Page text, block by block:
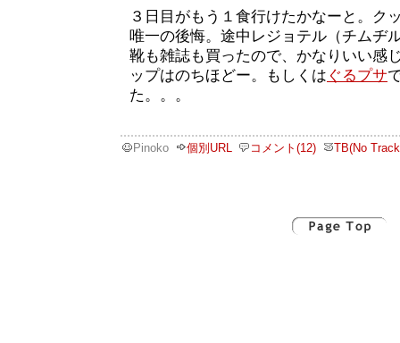
３日目がもう１食行けたかなーと。ク
唯一の後悔。途中レジョテル（チムヂ
靴も雑誌も買ったので、かなりいい感
ップはのちほどー。もしくは ぐるプサ
た。。。
Pinoko 個別URL コメント(12) TB(No